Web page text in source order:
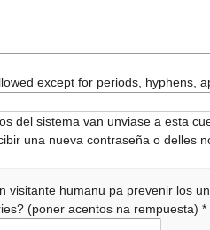
except for periods, hyphens,
del sistema van unviase a esta
una nueva contraseña o delles
visitante humanu pa prevenir los
(poner acentos na rempuesta)*